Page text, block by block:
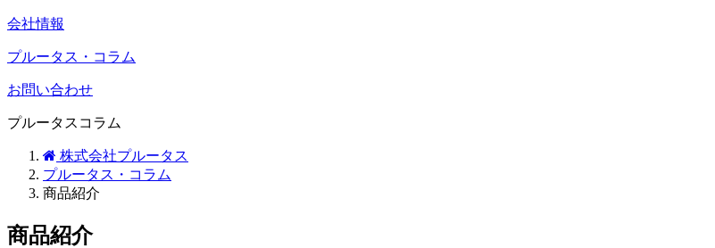
会社情報
プルータス・コラム
お問い合わせ
プルータスコラム
株式会社プルータス
プルータス・コラム
商品紹介
商品紹介